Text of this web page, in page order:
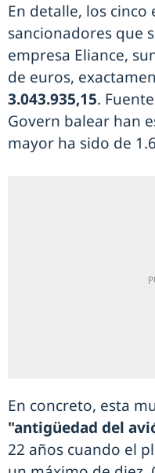
En detalle, los cinco
sancionadores que
empresa Eliance,
de euros,
3.043.935,15.
Govern balear han
mayor ha sido de
En concreto, esta
"antigüedad del
22 años cuando el